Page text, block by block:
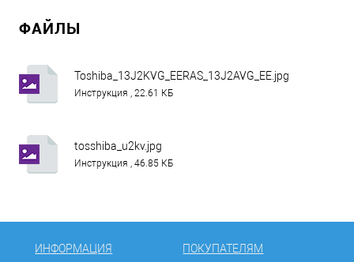
ФАЙЛЫ
Toshiba_13J2KVG_EERAS_13J2AVG_EE.jpg
Инструкция , 22.61 КБ
tosshiba_u2kv.jpg
Инструкция , 46.85 КБ
ИНФОРМАЦИЯ
ПОКУПАТЕЛЯМ